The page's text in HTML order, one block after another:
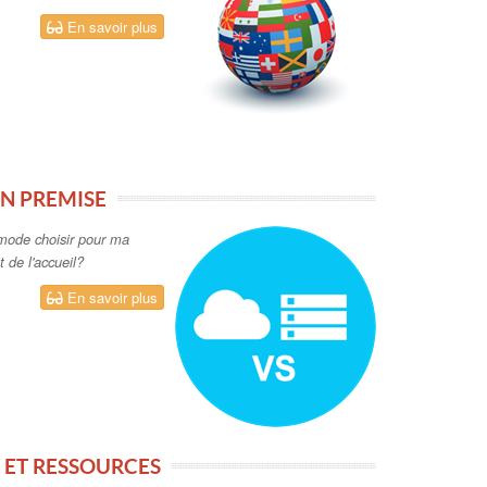
En savoir plus
Suivez-nous !